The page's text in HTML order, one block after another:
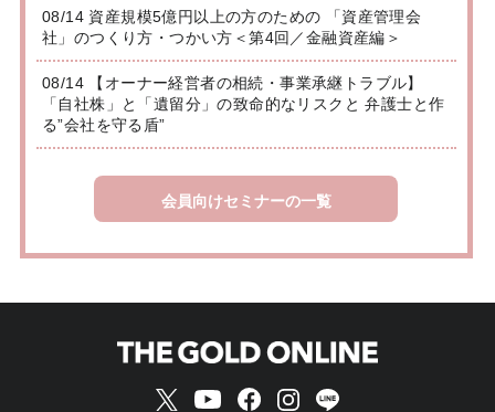
08/14 資産規模5億円以上の方のための 「資産管理会
社」のつくり方・つかい方＜第4回／金融資産編＞
08/14 【オーナー経営者の相続・事業承継トラブル】
「自社株」と「遺留分」の致命的なリスクと 弁護士と作
る”会社を守る盾”
会員向けセミナーの一覧